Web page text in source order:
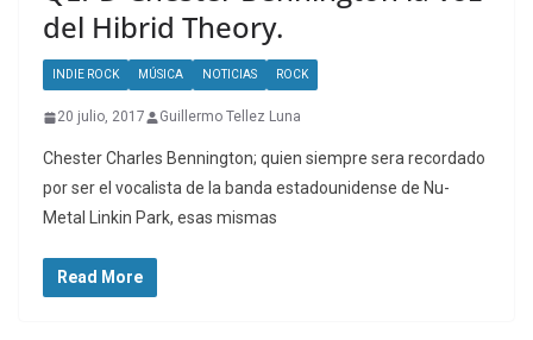
del Hibrid Theory.
INDIE ROCK MÚSICA NOTICIAS ROCK
20 julio, 2017 Guillermo Tellez Luna
Chester Charles Bennington; quien siempre sera recordado
por ser el vocalista de la banda estadounidense de Nu-
Metal Linkin Park, esas mismas
Read More